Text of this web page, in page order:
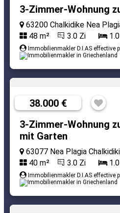
3-Zimmer-Wohnung
63200 Chalkidike Nea
48 m²
3.0 Zi 1.0
Immobilienmakler D.I.AS effective
38.000 €
3-Zimmer-Wohnung
mit Garten
63077 Nea Plagia
40 m²
3.0 Zi 1.0
Immobilienmakler D.I.AS effective